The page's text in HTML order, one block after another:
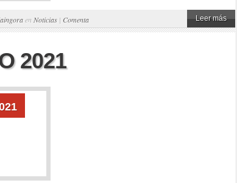
en Noticias | Comenta Leer más
2021